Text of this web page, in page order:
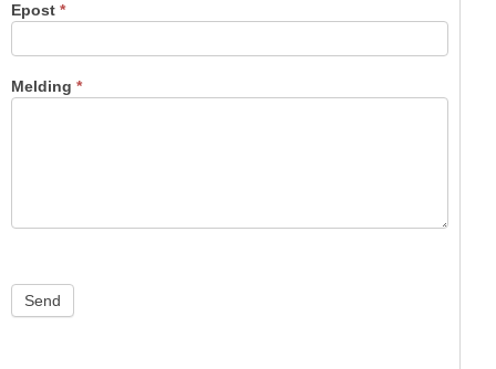
Epost *
Melding *
Send